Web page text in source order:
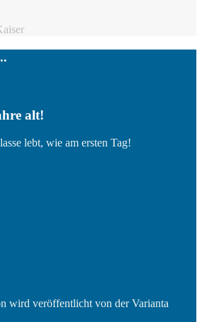
alt!
lebt, wie am ersten Tag!
wird veröffentlicht von der Varianta